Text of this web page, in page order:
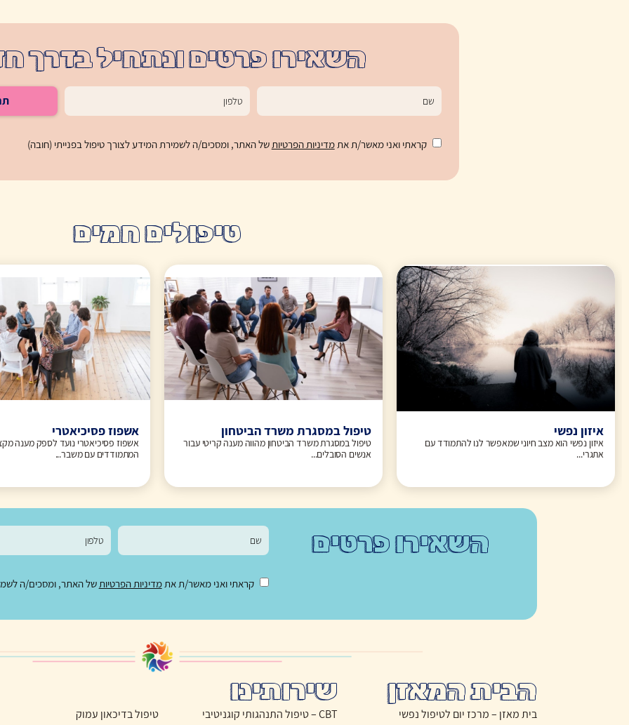
השאירו פרטים ונתחיל בדרך
קראתי ואני מאשר/ת אתמדיניות הפרטיותשל האתר, ומסכים/ה לשמירת המידע לצורך טיפול בפנייתי (חובה)
טיפולים חמים
איזון נפשי
איזון נפשי הוא מצב חיוני שמאפשר לנו להתמודד עם
אתגרי...
טיפול במסגרת משרד הביטחון
טיפול במסגרת משרד הביטחון מהווה מענה קריטי עבור
אנשים הסובלים...
אשפוז פסיכיאטרי
אשפוז פסיכיאטרי נועד לספק מענה
המתמודדים עם משבר...
השאירו פרטים
קראתי ואני מאשר/ת אתמדיניות הפרטיותשל האתר, ומסכים/ה
הבית המאזן
בית מאזן – מרכז יום לטיפול נפשי
שירותינו
CBT – טיפול התנהגותי קוגניטיבי
טיפול בדיכאון עמוק